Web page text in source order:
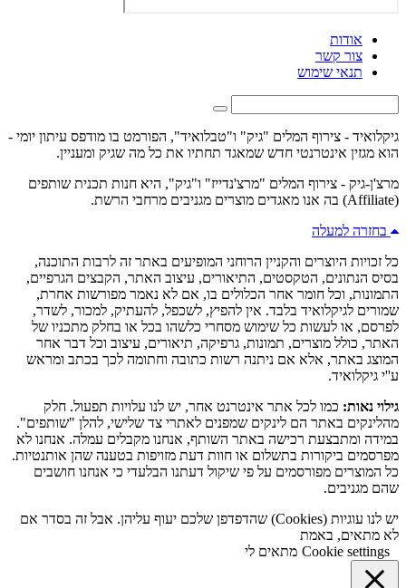
אודות
צור קשר
תנאי שימוש
גיקלואיד - צירוף המלים "גיק" ו"טבלואיד", הפורמט בו מודפס עיתון יומי -
הוא מגזין אינטרנטי חדש שמאגד תחתיו את כל מה שגיק ומעניין.
מרצ'ן-גיק - צירוף המלים "מרצ'נדייז" ו"גיק", היא חנות תכנית שותפים
(Affiliate) בה אנו מאגדים מוצרים מגניבים מרחבי הרשת.
בחזרה למעלה
כל זכויות היוצרים והקניין הרוחני המופיעים באתר זה לרבות התוכנה,
בסיס הנתונים, הטקסטים, התיאורים, עיצוב האתר, הקבצים הגרפיים,
התמונות, וכל חומר אחר הכלולים בו, אם לא נאמר מפורשות אחרת,
שמורים לגיקלואיד בלבד. אין להפיץ, לשכפל, להעתיק, למכור, לשדר,
לפרסם, או לעשות כל שימוש מסחרי כלשהו בכל או בחלק מתכניו של
האתר, כולל מוצרים, תמונות, גרפיקה, תיאורים, עיצוב וכל דבר אחר
המוצג באתר, אלא אם ניתנה רשות כתובה וחתומה לכך בכתב ומראש
ע''י גיקלואיד.
גילוי נאות: כמו לכל אתר אינטרנט אחר, יש לנו עלויות תפעול. חלק
מהלינקים באתר הם לינקים שמפנים לאתרי צד שלישי, להלן "שותפים".
במידה ומתבצעת רכישה באתר השותף, אנחנו מקבלים עמלה. אנחנו לא
מפרסמים ביקורות בתשלום או חוות דעת מזויפות בטענה שהן אותנטיות.
כל המוצרים מפורסמים על פי שיקול דעתנו הבלעדי כי אנחנו חושבים
שהם מגניבים.
יש לנו עוגיות (Cookies) שהדפדפן שלכם יעוף עליהן. אבל זה בסדר אם
לא מתאים, באמת
Cookie settings מתאים לי